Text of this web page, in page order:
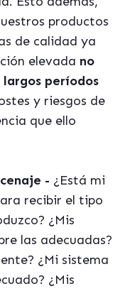
productos
de calidad ya
elevada no
períodos
y riesgos de
que ello
- ¿Está mi
recibir el tipo
¿Mis
las adecuadas?
¿Mi sistema
¿Mis